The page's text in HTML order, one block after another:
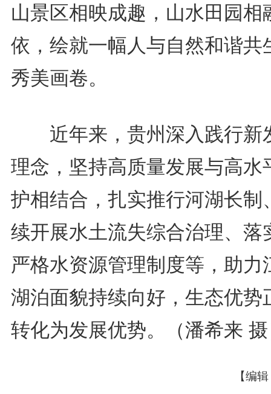
山景区相映成趣，山水田园相
依，绘就一幅人与自然和谐共
秀美画卷。
近年来，贵州深入践行新
理念，坚持高质量发展与高水
护相结合，扎实推行河湖长制
续开展水土流失综合治理、落
严格水资源管理制度等，助力
湖泊面貌持续向好，生态优势
转化为发展优势。（潘希来
【编